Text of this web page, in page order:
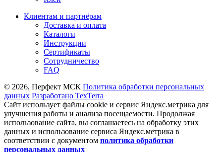
Клиентам и партнёрам
Доставка и оплата
Каталоги
Инструкции
Сертификаты
Сотрудничество
FAQ
© 2026, Перфект МСК Политика обработки персональных
данных Разработано TexTerra
Сайт использует файлы cookie и сервис Яндекс.метрика для
улучшения работы и анализа посещаемости. Продолжая
использование сайта, вы соглашаетесь на обработку этих
данных и использование сервиса Яндекс.метрика в
соответствии с документом политика обработки
персональных данных